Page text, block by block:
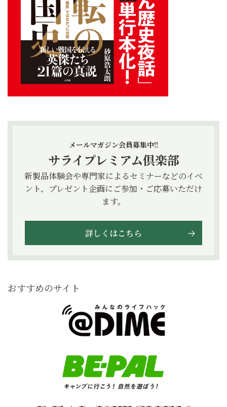
メールマガジン会員募集中!!
サライプレミアム倶楽部
新製品体験会や専門家によるセミナーなどのイベ
ント、プレゼント企画にご参加・ご応募いただけ
ます。
詳しくはこちら
おすすめのサイト